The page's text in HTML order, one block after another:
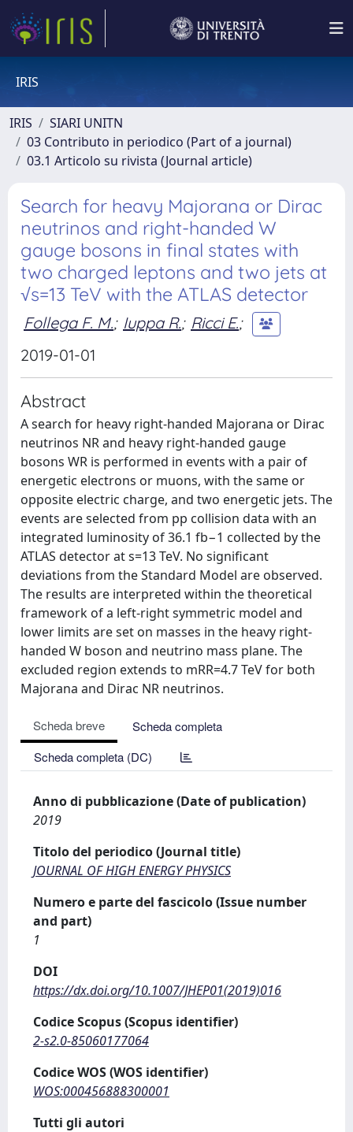
IRIS
IRIS
SIARI UNITN
03 Contributo in periodico (Part of a journal)
03.1 Articolo su rivista (Journal article)
Search for heavy Majorana or Dirac
neutrinos and right-handed W
gauge bosons in final states with
two charged leptons and two jets at
√s=13 TeV with the ATLAS detector
Follega F. M.; Iuppa R.; Ricci E.;
2019-01-01
Abstract
A search for heavy right-handed Majorana or Dirac
neutrinos NR and heavy right-handed gauge
bosons WR is performed in events with a pair of
energetic electrons or muons, with the same or
opposite electric charge, and two energetic jets. The
events are selected from pp collision data with an
integrated luminosity of 36.1 fb−1 collected by the
ATLAS detector at s=13 TeV. No significant
deviations from the Standard Model are observed.
The results are interpreted within the theoretical
framework of a left-right symmetric model and
lower limits are set on masses in the heavy right-
handed W boson and neutrino mass plane. The
excluded region extends to mRR=4.7 TeV for both
Majorana and Dirac NR neutrinos.
Scheda breve
Scheda completa
Scheda completa (DC)
Anno di pubblicazione (Date of publication)
2019
Titolo del periodico (Journal title)
JOURNAL OF HIGH ENERGY PHYSICS
Numero e parte del fascicolo (Issue number
and part)
1
DOI
https://dx.doi.org/10.1007/JHEP01(2019)016
Codice Scopus (Scopus identifier)
2-s2.0-85060177064
Codice WOS (WOS identifier)
WOS:000456888300001
Tutti gli autori